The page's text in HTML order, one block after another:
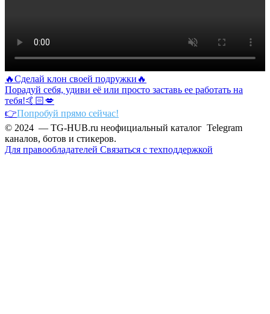
🔥Сделай клон своей подружки🔥
Порадуй себя, удиви её или просто заставь ее работать на
тебя!🤙🏻💋
👉Попробуй прямо сейчас!
© 2024 — TG-HUB.ru неофициальный каталог Telegram
каналов, ботов и стикеров.
Для правообладателей Связаться с техподдержкой